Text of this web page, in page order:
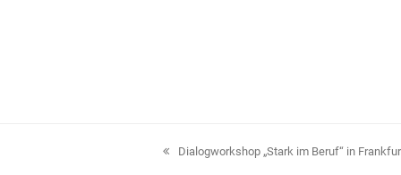
vorheriger
Dialogworkshop „Stark im Beruf“ in